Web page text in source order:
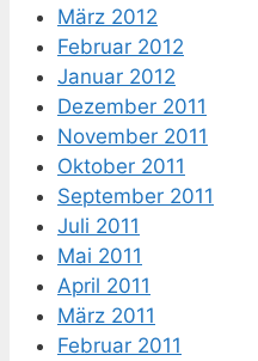
März 2012
Februar 2012
Januar 2012
Dezember 2011
November 2011
Oktober 2011
September 2011
Juli 2011
Mai 2011
April 2011
März 2011
Februar 2011